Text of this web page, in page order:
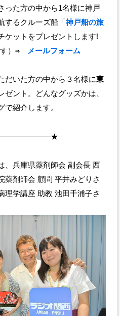
った方の中から1名様に神戸
するクルーズ船「神戸船の旅
ケットをプレゼントします!
） ⇒ メールフォーム
だいた方の中から３名様に東
ゼント。どんなグッズかは、
紹介します。
兵庫県薬剤師会 副会長 西
薬剤師会 顧問 平井みどりさ
理学講座 助教 池田千浦子さ